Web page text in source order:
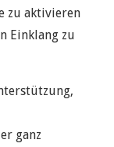
zu aktivieren
Einklang zu
ganz